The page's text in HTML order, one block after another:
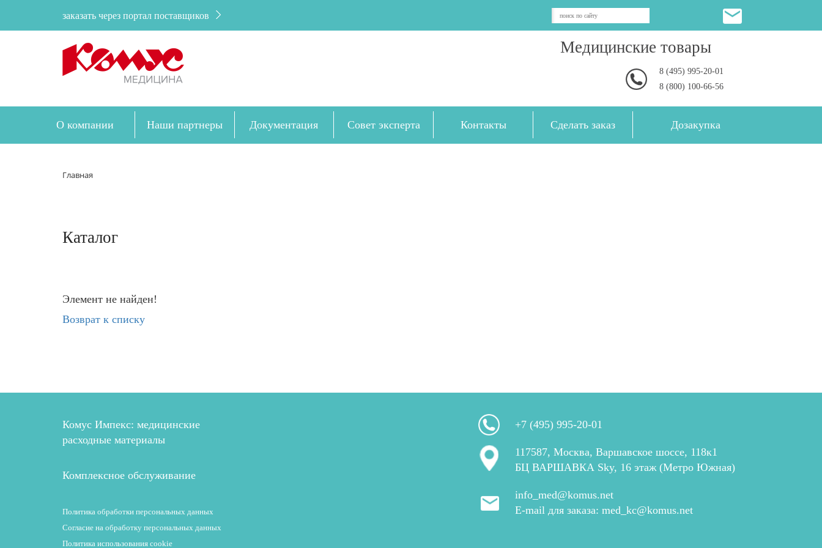
заказать через портал поставщиков
Медицинские товары
8 (495) 995-20-01
8 (800) 100-66-56
О компании Наши партнеры Документация Совет эксперта Контакты Сделать заказ Дозакупка
Главная
Каталог
Элемент не найден!
Возврат к списку
Комус Импекс: медицинские
расходные материалы
Комплексное обслуживание
Политика обработки персональных данных
Согласие на обработку персональных данных
Политика использования cookie
+7 (495) 995-20-01
117587, Москва, Варшавское шоссе, 118к1
БЦ ВАРШАВКА Sky, 16 этаж (Метро Южная)
info_med@komus.net
E-mail для заказа: med_kc@komus.net